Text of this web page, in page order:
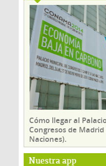
Cómo llegar al
Congresos de
Naciones).
Nuestra app